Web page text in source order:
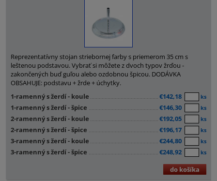
Reprezentatívny stojan striebornej farby s priemerom 35 cm s
leštenou podstavou. Vybrať si môžete z dvoch typov žrďou -
zakončených buď guľou alebo ozdobnou špicou. DODÁVKA
OBSAHUJE: podstavu + žrde + úchytky.
1-ramenný s žerdí - koule
€142,18 ks
1-ramenný s žerdí - špice €146,30 ks
2-ramenný s žerdí - koule €192,05 ks
2-ramenný s žerdí - špice €196,17 ks
3-ramenný s žerdí - koule €244,80 ks
3-ramenný s žerdí - špice €248,92 ks
do košíka